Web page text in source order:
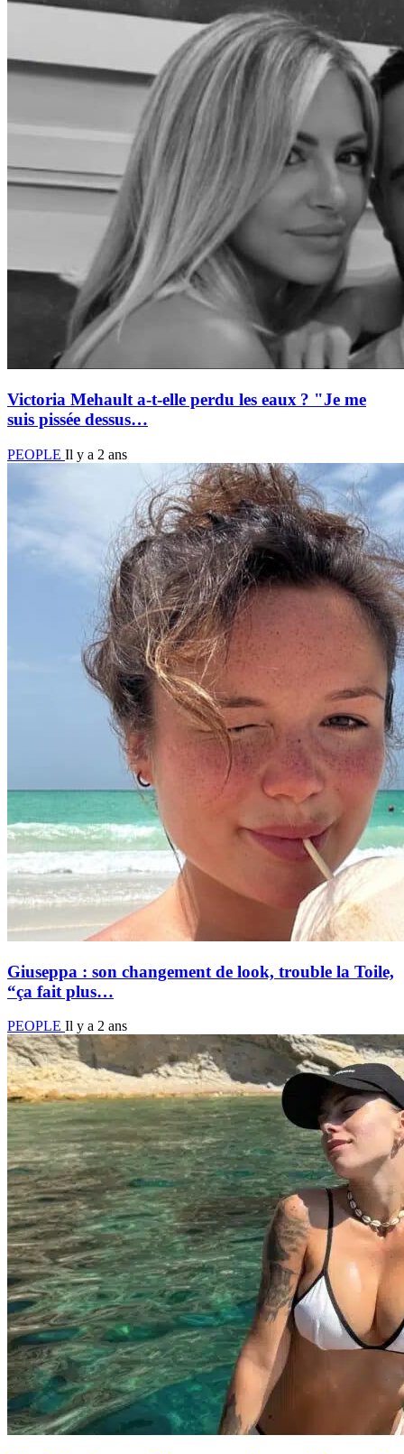
Victoria Mehault a-t-elle perdu les eaux ? "Je me
suis pissée dessus…
PEOPLE Il y a 2 ans
Giuseppa : son changement de look, trouble la Toile,
“ça fait plus…
PEOPLE Il y a 2 ans